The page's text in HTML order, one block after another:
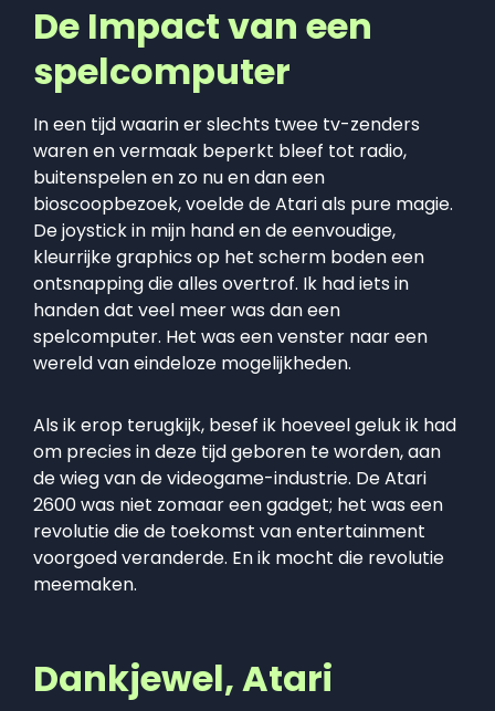
De Impact van een
spelcomputer
In een tijd waarin er slechts twee tv-zenders
waren en vermaak beperkt bleef tot radio,
buitenspelen en zo nu en dan een
bioscoopbezoek, voelde de Atari als pure magie.
De joystick in mijn hand en de eenvoudige,
kleurrijke graphics op het scherm boden een
ontsnapping die alles overtrof. Ik had iets in
handen dat veel meer was dan een
spelcomputer. Het was een venster naar een
wereld van eindeloze mogelijkheden.
Als ik erop terugkijk, besef ik hoeveel geluk ik had
om precies in deze tijd geboren te worden, aan
de wieg van de videogame-industrie. De Atari
2600 was niet zomaar een gadget; het was een
revolutie die de toekomst van entertainment
voorgoed veranderde. En ik mocht die revolutie
meemaken.
Dankjewel, Atari